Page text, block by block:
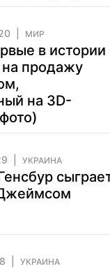
МИР
в истории
продажу
на 3D-
УКРАИНА
УКРАИНА